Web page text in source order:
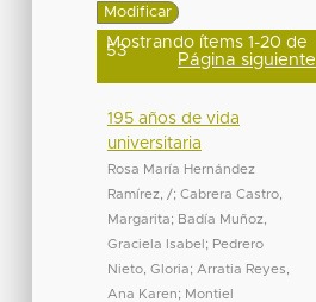
Mostrando ítems 1-20 de
53 Página siguiente
195 años de vida
universitaria
Rosa María Hernández
Ramírez, /; Cabrera Castro,
Margarita; Badía Muñoz,
Graciela Isabel ; Pedrero
Nieto, Gloria; Arratia Reyes,
Ana Karen; Montiel